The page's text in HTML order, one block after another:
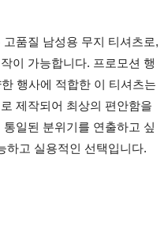
품질 남성용 무지 티셔츠로,
이 가능합니다. 프로모션 행
행사에 적합한 이 티셔츠는
제작되어 최상의 편안함을
일된 분위기를 연출하고 싶
하고 실용적인 선택입니다.